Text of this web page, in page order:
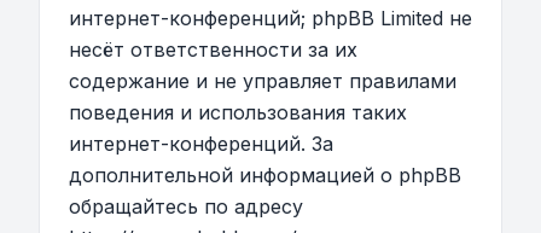
интернет-конференций; phpBB Limited не
несёт ответственности за их
содержание и не управляет правилами
поведения и использования таких
интернет-конференций. За
дополнительной информацией о phpBB
обращайтесь по адресу